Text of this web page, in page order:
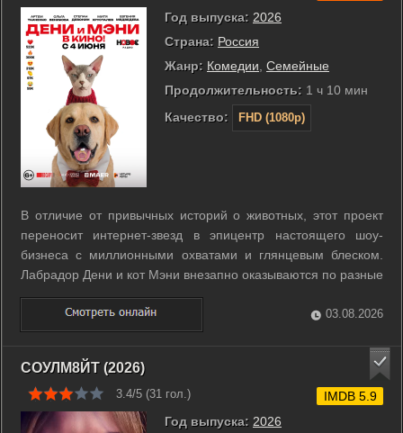
Год выпуска: 2026
Страна: Россия
Жанр: Комедии Семейные
Продолжительность: 1 ч 10 мин
Качество:
FHD (1080p)
В отличие от привычных историй о животных, этот проект
переносит интернет-звезд в эпицентр настоящего шоу-
бизнеса с миллионными охватами и глянцевым блеском.
Лабрадор Дени и кот Мэни внезапно оказываются по разные
стороны экрана после подписания крупного рекламного
контракта. Пес переезжает к своему агенту Андрею, чтобы
начать карьеру в мире ярких ...
03.08.2026
СОУЛМ8ЙТ (2026)
3.4/5 (31 гол.)
Год выпуска: 2026
IMDB 5.9